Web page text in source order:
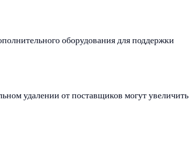
оборудования для поддержки
удалении от поставщиков могут увеличить